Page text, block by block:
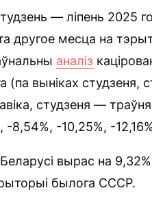
— ліпень 2025
другое месца на
аналіз
(па выніках студзеня,
студзеня —
8,54%, -10,25%, -
вырас на
былога СССР.